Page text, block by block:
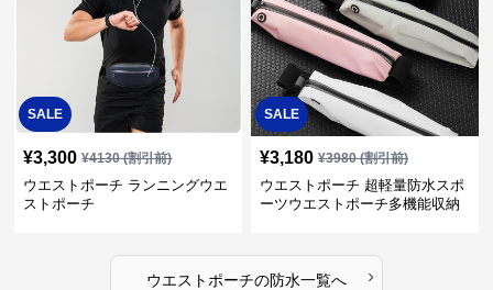
SALE
¥3,300 ¥4130(割引前)
ウエストポーチ ランニングウエ
ストポーチ
SALE
¥3,180 ¥3980(割引前)
ウエストポーチ 超軽量防水スポ
ーツウエストポーチ多機能収納
ウエストポーチの防水一覧へ ›